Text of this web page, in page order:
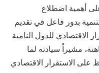
أهمية اضطلاع
بدور فاعل في تقديم
الاقتصادي للدول النامية
مشيراً سيادته لما
على الاستقرار الاقتصادي